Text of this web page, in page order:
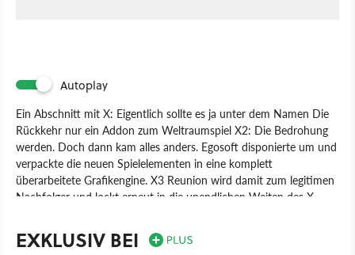
Autoplay
Ein Abschnitt mit X: Eigentlich sollte es ja unter dem Namen Die
Rückkehr nur ein Addon zum Weltraumspiel X2: Die Bedrohung
werden. Doch dann kam alles anders. Egosoft disponierte um und
verpackte die neuen Spielelementen in eine komplett
überarbeitete Grafikengine. X3 Reunion wird damit zum legitimen
Nachfolger und lockt erneut in die unendlichen Weiten des X-
Spiel PC Action Weltraum-Action
EXKLUSIV BEI